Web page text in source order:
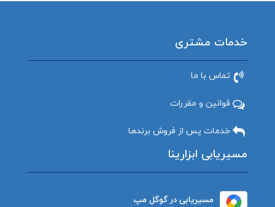
خدمات مشتری
تماس با ما
قوانین و مقررات
خدمات پس از فروش برندها
مسیریابی ابزارینا
مسیریابی در گوگل مپ